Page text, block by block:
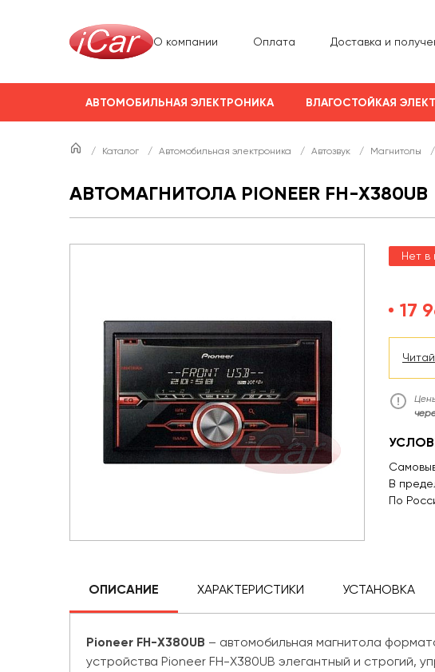
О компании Оплата Доставка и
АВТОМОБИЛЬНАЯ ЭЛЕКТРОНИКА ВЛАГОСТОЙКАЯ
/ Каталог / Автомобильная электроника / Автозвук / Магнитолы /
АВТОМАГНИТОЛА PIONEER FH-X380UB
Нет в
17
В
По
ОПИСАНИЕ ХАРАКТЕРИСТИКИ УСТАНОВКА
Pioneer FH-X380UB – автомобильная магнитола
устройства Pioneer FH-X380UB элегантный и строгий,